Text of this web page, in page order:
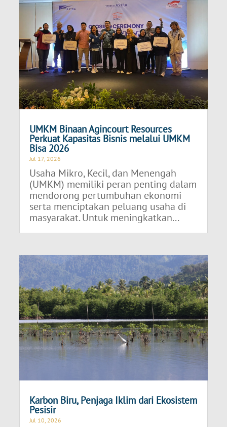
UMKM Binaan Agincourt Resources
Perkuat Kapasitas Bisnis melalui UMKM
Bisa 2026
Jul 17, 2026
Usaha Mikro, Kecil, dan Menengah
(UMKM) memiliki peran penting dalam
mendorong pertumbuhan ekonomi
serta menciptakan peluang usaha di
masyarakat. Untuk meningkatkan...
Karbon Biru, Penjaga Iklim dari Ekosistem
Pesisir
Jul 10, 2026